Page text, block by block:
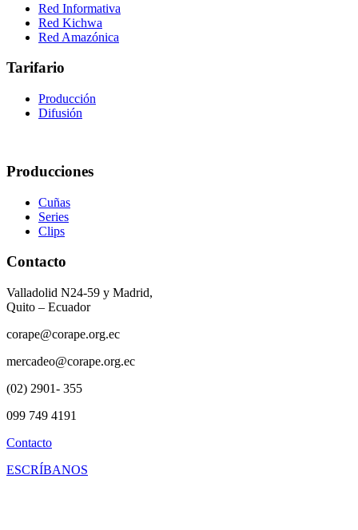
Red Informativa
Red Kichwa
Red Amazónica
Tarifario
Producción
Difusión
Producciones
Cuñas
Series
Clips
Contacto
Valladolid N24-59 y Madrid,
Quito – Ecuador
corape@corape.org.ec
mercadeo@corape.org.ec
(02) 2901- 355
099 749 4191
Contacto
ESCRÍBANOS